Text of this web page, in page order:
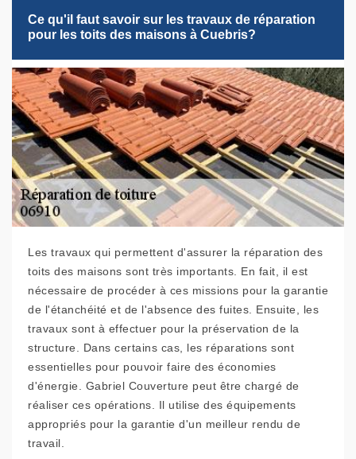
Ce qu'il faut savoir sur les travaux de réparation
pour les toits des maisons à Cuebris?
Les travaux qui permettent d'assurer la réparation des
toits des maisons sont très importants. En fait, il est
nécessaire de procéder à ces missions pour la garantie
de l'étanchéité et de l'absence des fuites. Ensuite, les
travaux sont à effectuer pour la préservation de la
structure. Dans certains cas, les réparations sont
essentielles pour pouvoir faire des économies
d'énergie. Gabriel Couverture peut être chargé de
réaliser ces opérations. Il utilise des équipements
appropriés pour la garantie d'un meilleur rendu de
travail.